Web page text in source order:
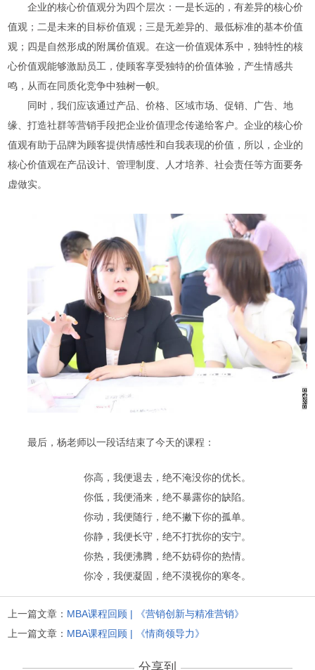
企业的核心价值观分为四个层次：一是长远的，有差异的核心价
值观；二是未来的目标价值观；三是无差异的、最低标准的基本价值
观；四是自然形成的附属价值观。在这一价值观体系中，独特性的核
心价值观能够激励员工，使顾客享受独特的价值体验，产生情感共
鸣，从而在同质化竞争中独树一帜。
同时，我们应该通过产品、价格、区域市场、促销、广告、地
缘、打造社群等营销手段把企业价值理念传递给客户。企业的核心价
值观有助于品牌为顾客提供情感性和自我表现的价值，所以，企业的
核心价值观在产品设计、管理制度、人才培养、社会责任等方面要务
虚做实。
最后，杨老师以一段话结束了今天的课程：
你高，我便退去，绝不淹没你的优长。
你低，我便涌来，绝不暴露你的缺陷。
你动，我便随行，绝不撇下你的孤单。
你静，我便长守，绝不打扰你的安宁。
你热，我便沸腾，绝不妨碍你的热情。
你冷，我便凝固，绝不漠视你的寒冬。
上一篇文章： MBA课程回顾 | 《营销创新与精准营销》
上一篇文章： MBA课程回顾 | 《情商领导力》